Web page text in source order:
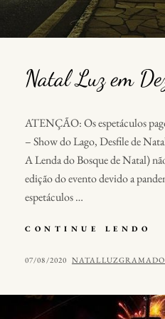
Natal Luz em
ATENÇÃO: Os espetáculos
– Show do Lago, Desfile de
A Lenda do Bosque de Natal)
edição do evento devido a
espetáculos …
CONTINUE LENDO
POSTED
07/08/2020 BY